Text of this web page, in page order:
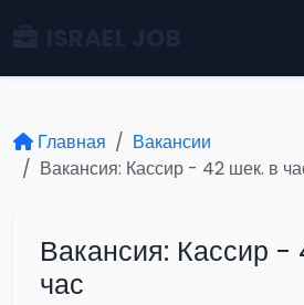
Главная
Вакансии
Вакансия: Кассир - 42 шек. в
Вакансия: Кассир -
час